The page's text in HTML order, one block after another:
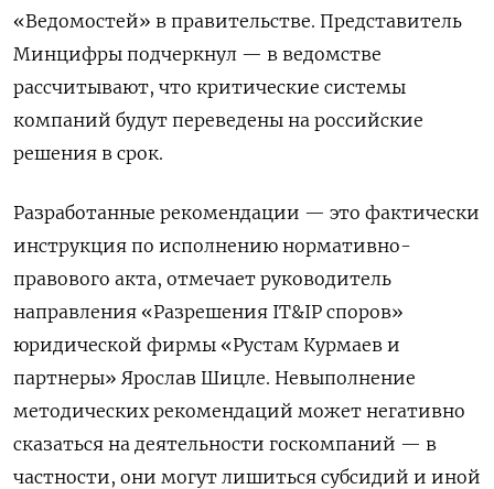
«Ведомостей» в правительстве. Представитель
Минцифры подчеркнул — в ведомстве
рассчитывают, что критические системы
компаний будут переведены на российские
решения в срок.
Разработанные рекомендации — это фактически
инструкция по исполнению нормативно-
правового акта, отмечает руководитель
направления «Разрешения IT&IP споров»
юридической фирмы «Рустам Курмаев и
партнеры» Ярослав Шицле. Невыполнение
методических рекомендаций может негативно
сказаться на деятельности госкомпаний — в
частности, они могут лишиться субсидий и иной